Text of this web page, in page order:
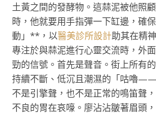
土黃之間的發酵物。這蒜泥被他照
時，他就要用手指彈一下缸邊，確
動」**，以醫美診所設計助其在精
專注於與蒜泥進行心靈交流時，外
勁的信號。首先是聲音。街上所有
持續不斷、低沉且潮濕的「咕嚕
不是引擎聲，也不是正常的鳴笛聲
不良的胃在哀嚎。廖沾沾皺著眉頭，